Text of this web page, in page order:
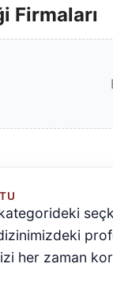
Firmaları
her zaman